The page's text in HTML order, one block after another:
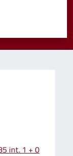
int. 1 + 0